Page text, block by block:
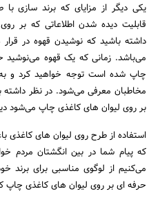
یکی دیگر از مزایای که برند سازی با
قابلیت دیده شدن اطلاعاتی که بر
داشته باشید که نوشیدن قهوه در
می‌باشد. زمانی که یک قهوه می‌نوشید
چاپ شده است توجه خواهید کرد و
بر روی لیوان های کاغذی چاپ می‌شود
استفاده از طرح روی لیوان های
که پیام شما در بین انگشتان مردم
می‌کنیم از لوگوی مناسبی برای برند
حرفه ای بر روی لیوان های کاغذی چاپ